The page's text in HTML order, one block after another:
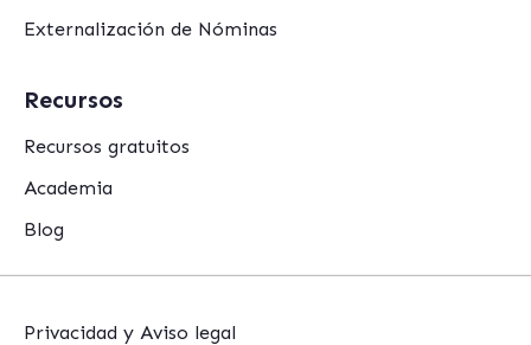
Externalización de Nóminas
Recursos
Recursos gratuitos
Academia
Blog
Privacidad y Aviso legal